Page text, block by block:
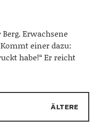
Erwachsene
einer dazu:
habe!“ Er reicht
ÄLTERE